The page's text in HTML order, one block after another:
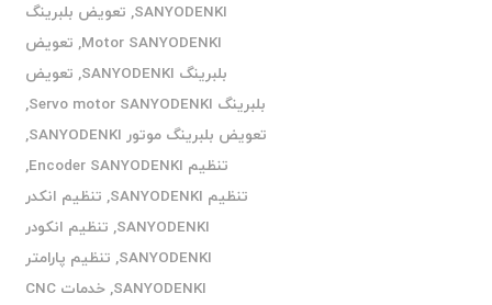
SANYODENKI
, تعویض بلبرینگ
Motor SANYODENKI
, تعویض
بلبرینگ SANYODENKI
, تعویض
بلبرینگ Servo motor SANYODENKI
,
تعویض بلبرینگ موتور SANYODENKI
,
تنظیم Encoder SANYODENKI
,
تنظیم SANYODENKI
, تنظیم انکدر
SANYODENKI
, تنظیم انکودر
SANYODENKI
, تنظیم پارامتر
SANYODENKI
, خدمات CNC